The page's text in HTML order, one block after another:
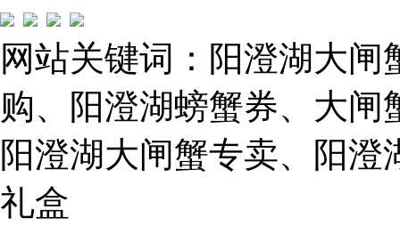
路）
Tel:
021-
62243579
E-
mail:
859749344@qq.com
1019225591
网站关键词：阳澄湖大
购、阳澄湖螃蟹券、大
阳澄湖大闸蟹专卖、阳
礼盒